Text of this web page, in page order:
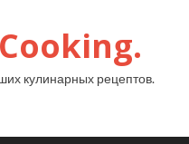
кулинарных рецептов.